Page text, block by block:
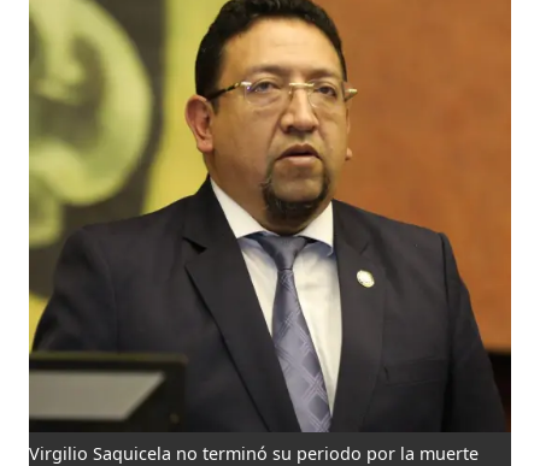
Virgilio Saquicela no terminó su periodo por la muerte